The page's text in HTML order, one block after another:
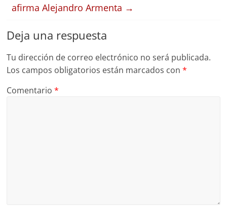
afirma Alejandro Armenta →
Deja una respuesta
Tu dirección de correo electrónico no será publicada.
Los campos obligatorios están marcados con*
Comentario*